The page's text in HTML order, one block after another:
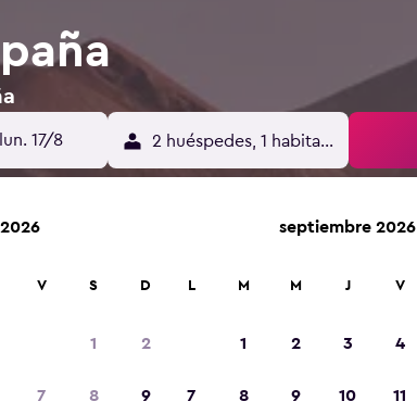
lun. 17/8 2 huéspedes, 1 habitación
V S D
1 2
7 8 9
septiembre 2026
L M M J V
1 2 3 4
7 8 9 10 11